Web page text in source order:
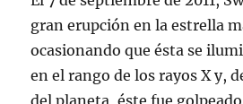
gran erupción en la estrella
ocasionando que ésta se
en el rango de los rayos X y,
del planeta, éste fue